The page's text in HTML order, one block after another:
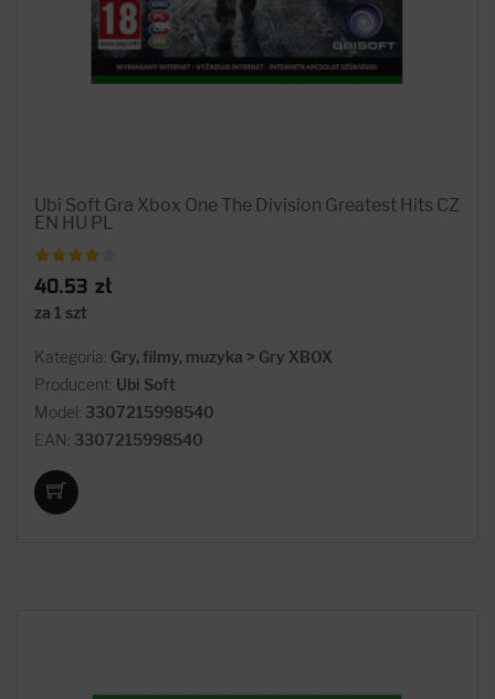
Ubi Soft Gra Xbox One The Division Greatest Hits CZ
EN HU PL
40.53 zł
za 1 szt
Kategoria: Gry, filmy, muzyka > Gry XBOX
Producent: Ubi Soft
Model: 3307215998540
EAN: 3307215998540